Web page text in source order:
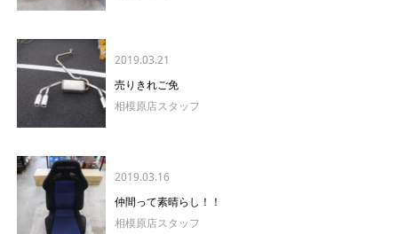
2019.03.21
売りきれご免
相模原店スタッフ
2019.03.16
仲間って素晴らし！！
相模原店スタッフ